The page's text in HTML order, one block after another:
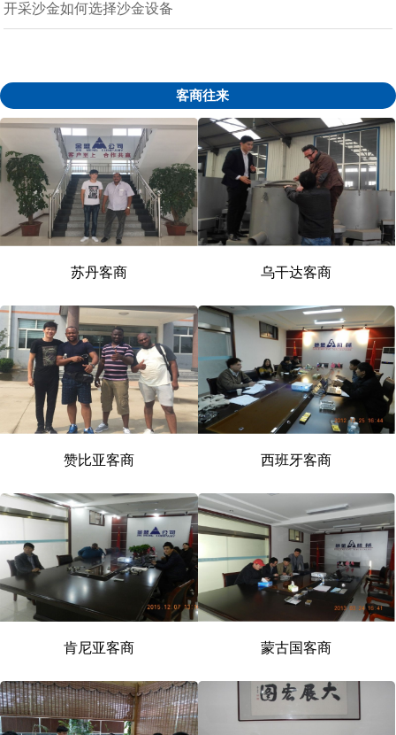
开采沙金如何选择沙金设备
客商往来
苏丹客商 乌干达客商
赞比亚客商 西班牙客商
肯尼亚客商 蒙古国客商